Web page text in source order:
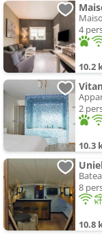
4
10.2
2
10.3
8
10.8